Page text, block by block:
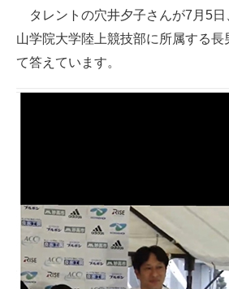
ITの今と未来を見通す
スマホと通信の最新トレンド
進化するPCとデバイスの未来
企業ITのトレンドを詳説
経営リーダーのコミュニティ
タレントの穴井夕子さんが7月5日
山学院大学陸上競技部に所属する長
て答えています。